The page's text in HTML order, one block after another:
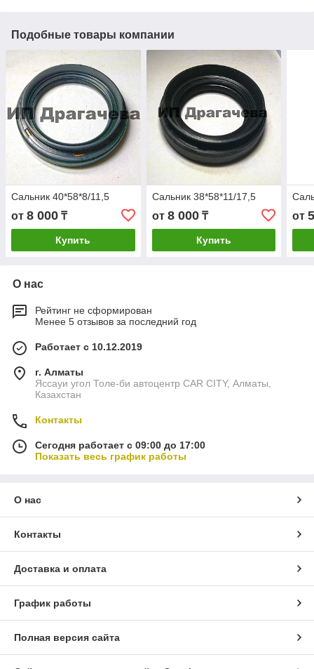
Подобные товары компании
Сальник 40*58*8/11,5
от 8 000 ₸
Купить
Сальник 38*58*11/17,5
от 8 000₸
Купить
от
О нас
Рейтинг не сформирован
Менее 5 отзывов за последний год
Работает с 10.12.2019
г. Алматы
Яссауи угол Толе-би автоцентр CAR CITY, Алматы,
Казахстан
Контакты
Сегодня работает с 09:00 до 17:00
Показать весь график работы
О нас
Контакты
Доставка и оплата
График работы
Полная версия сайта